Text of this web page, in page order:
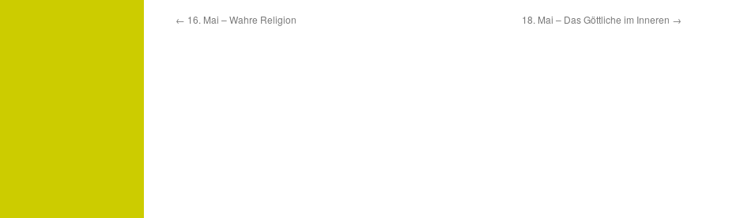
← 16. Mai – Wahre Religion 18. Mai – Das Göttliche im Inneren →